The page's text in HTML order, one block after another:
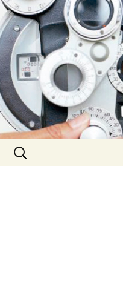
Search
for: